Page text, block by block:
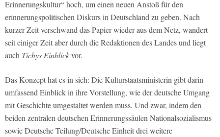
Erinnerungskultur“ hoch, um einen neuen Anstoß für den
erinnerungspolitischen Diskurs in Deutschland zu geben. Nach
kurzer Zeit verschwand das Papier wieder aus dem Netz, wandert
seit einiger Zeit aber durch die Redaktionen des Landes und liegt
auch Tichys Einblickvor.
Das Konzept hat es in sich: Die Kulturstaatsministerin gibt darin
umfassend Einblick in ihre Vorstellung, wie der deutsche Umgang
mit Geschichte umgestaltet werden muss. Und zwar, indem den
beiden zentralen deutschen Erinnerungssäulen Nationalsozialismus
sowie Deutsche Teilung/Deutsche Einheit drei weitere